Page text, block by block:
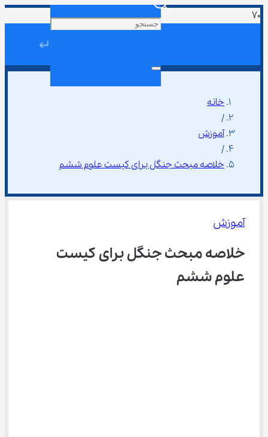
↵
خانه
/
آموزش
/
خلاصه مبحث جنگل برای کیست علوم ششم
آموزش
خلاصه مبحث جنگل برای کیست
علوم ششم